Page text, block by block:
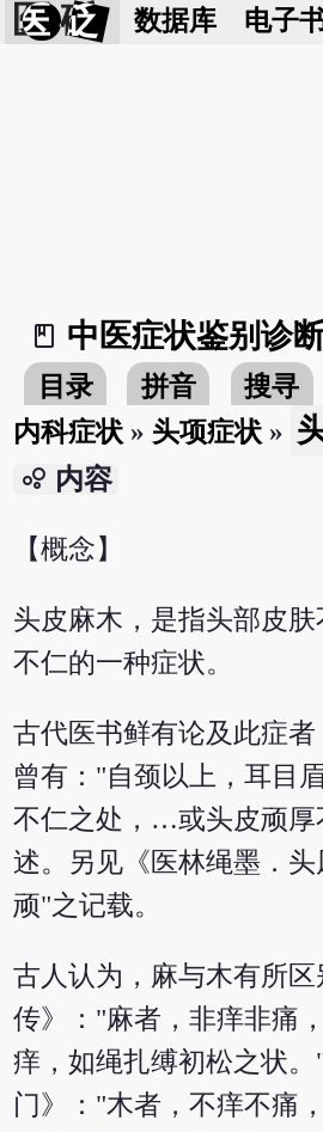
医 砭 数据库 电子
book_2
中医症状鉴别诊
目录 拼音 搜寻
内科症状 » 头项症状 »
bubble_chart 内容
【概念】
头皮麻木，是指头部皮
不仁的一种症状。
古代医书鲜有论及此症者
曾有："自颈以上，耳目
不仁之处，…或头皮顽厚
述。另见《医林绳墨．
顽"之记载。
古人认为，麻与木有所
传》："麻者，非痒非痛
痒，如绳扎缚初松之状。
门》："木者，不痒不痛